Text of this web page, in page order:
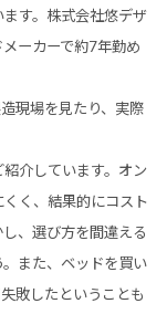
す。株式会社悠デザ
ーカーで約7年勤め
現場を見たり、実際
介しています。オン
く、結果的にコスト
、選び方を間違える
また、ベッドを買い
敗したということも